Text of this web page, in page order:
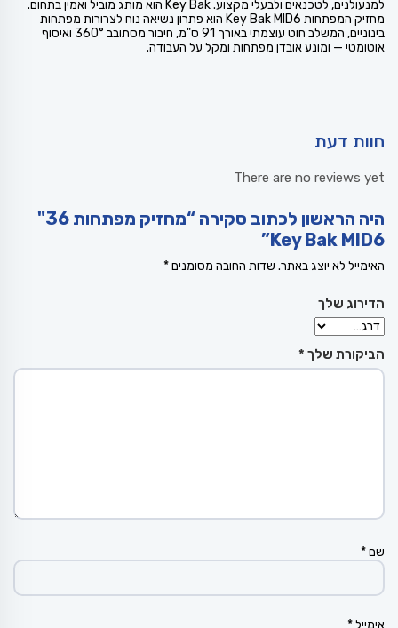
למנעולנים, לטכנאים ולבעלי מקצוע. Key Bak הוא מותג מוביל ואמין בתחום.
מחזיק המפתחות Key Bak MID6 הוא פתרון נשיאה נוח לצרורות מפתחות
בינוניים, המשלב חוט עוצמתי באורך 91 ס"מ, חיבור מסתובב 360° ואיסוף
אוטומטי — ומונע אובדן מפתחות ומקל על העבודה.
חוות דעת
There are no reviews yet
היה הראשון לכתוב סקירה “מחזיק מפתחות 36"
Key Bak MID6”
האימייל לא יוצג באתר. שדות החובה מסומנים*
הדירוג שלך
הביקורת שלך *
שם*
אימייל*